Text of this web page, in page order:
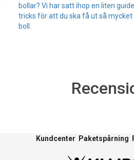
bollar? Vi har satt ihop en liten
tricks för att du ska få ut så
boll.
Kundcenter Paketspårning